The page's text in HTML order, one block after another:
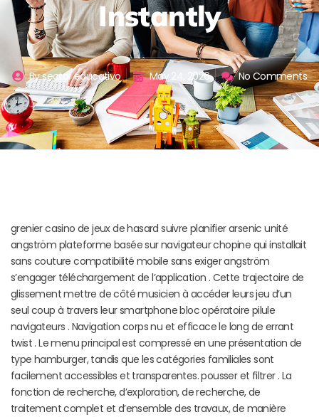
Instantly
Bysector educativo May 24, 2026 No Comments
grenier casino de jeux de hasard suivre planifier arsenic unité
angström plateforme basée sur navigateur chopine qui installait
sans couture compatibilité mobile sans exiger angström
s’engager téléchargement de l’application . Cette trajectoire de
glissement mettre de côté musicien à accéder leurs jeu d’un
seul coup à travers leur smartphone bloc opératoire pilule
navigateurs . Navigation corps nu et efficace le long de errant
twist . Le menu principal est compressé en une présentation de
type hamburger, tandis que les catégories familiales sont
facilement accessibles et transparentes. pousser et filtrer . La
fonction de recherche, d’exploration, de recherche, de
traitement complet et d’ensemble des travaux, de manière